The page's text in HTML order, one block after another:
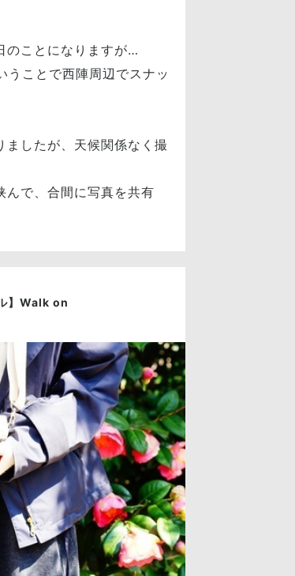
のことになりますが…
うことで西陣周辺でスナッ
ましたが、天候関係なく撮
んで、合間に写真を共有
】Walk on